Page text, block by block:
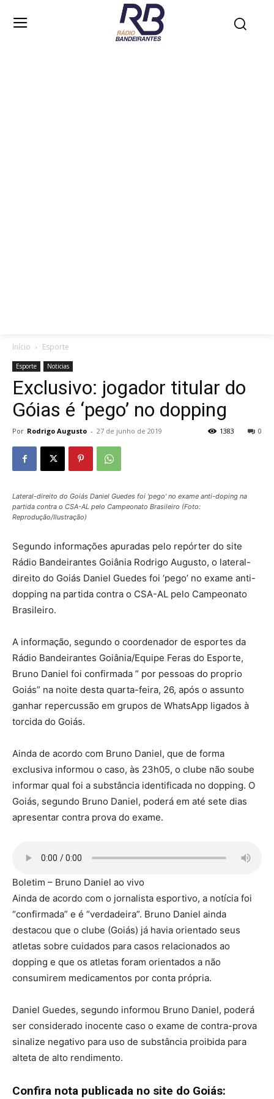
Início Esporte
Esporte Noticias
Exclusivo: jogador titular do
Góias é ‘pego’ no dopping
Por Rodrigo Augusto - 27 de junho de 2019 0
1383
Lateral-direito do Goiás Daniel Guedes foi 'pego' no exame anti-doping na
partida contra o CSA-AL pelo Campeonato Brasileiro (Foto:
Reprodução/Ilustração)
Segundo informações apuradas pelo repórter do site
Rádio Bandeirantes Goiânia Rodrigo Augusto, o lateral-
direito do Goiás Daniel Guedes foi ‘pego’ no exame anti-
dopping na partida contra o CSA-AL pelo Campeonato
Brasileiro.
A informação, segundo o coordenador de esportes da
Rádio Bandeirantes Goiânia/Equipe Feras do Esporte,
Bruno Daniel foi confirmada ” por pessoas do proprio
Goiás” na noite desta quarta-feira, 26, após o assunto
ganhar repercussão em grupos de WhatsApp ligados à
torcida do Goiás.
Ainda de acordo com Bruno Daniel, que de forma
exclusiva informou o caso, às 23h05, o clube não soube
informar qual foi a substância identificada no dopping. O
Goiás, segundo Bruno Daniel, poderá em até sete dias
apresentar contra prova do exame.
Boletim – Bruno Daniel ao vivo
Ainda de acordo com o jornalista esportivo, a notícia foi
“confirmada” e é “verdadeira”. Bruno Daniel ainda
destacou que o clube (Goiás) já havia orientado seus
atletas sobre cuidados para casos relacionados ao
dopping e que os atletas foram orientados a não
consumirem medicamentos por conta própria.
Daniel Guedes, segundo informou Bruno Daniel, poderá
ser considerado inocente caso o exame de contra-prova
sinalize negativo para uso de substância proibida para
alteta de alto rendimento.
Confira nota publicada no site do Goiás: